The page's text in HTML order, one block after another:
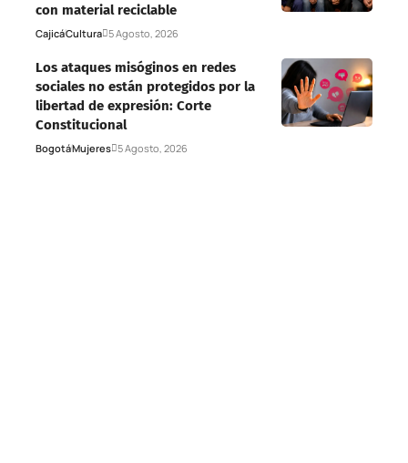
con material reciclable
CajicáCultura 5 Agosto, 2026
Los ataques misóginos en redes
sociales no están protegidos por la
libertad de expresión: Corte
Constitucional
BogotáMujeres 5 Agosto, 2026